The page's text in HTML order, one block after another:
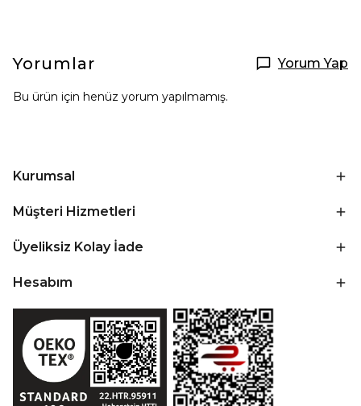
Yorumlar Yorum Yap
Bu ürün için henüz yorum yapılmamış.
Kurumsal
Müşteri Hizmetleri
Üyeliksiz Kolay İade
Hesabım